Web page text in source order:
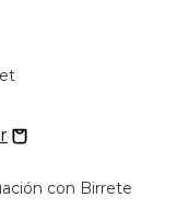
con Birrete